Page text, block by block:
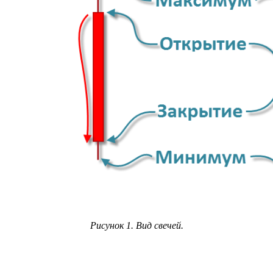
Рисунок 1. Вид свечей.